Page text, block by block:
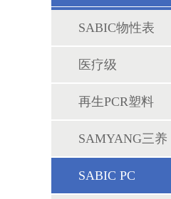
SABIC物性表
医疗级
再生PCR塑料
SAMYANG三养
SABIC PC